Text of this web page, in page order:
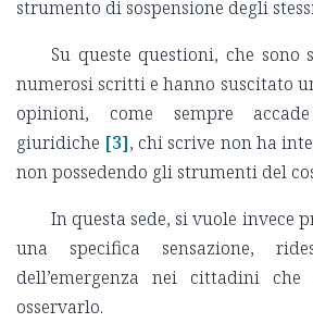
strumento di sospensione degli
Su queste questioni, che
numerosi scritti e hanno suscitato
opinioni, come sempre
giuridiche [3], chi scrive non ha
non possedendo gli strumenti del
In questa sede, si vuole invece
una specifica sensazione,
dell’emergenza nei cittadini
osservarlo.